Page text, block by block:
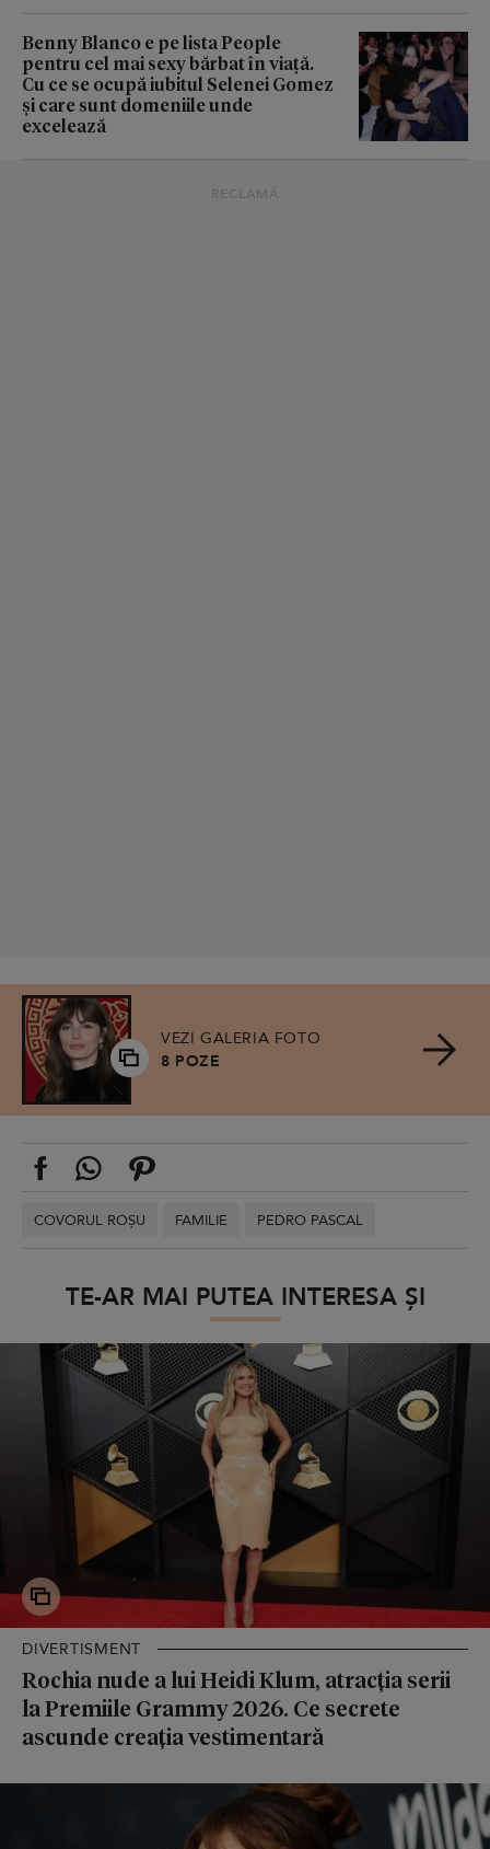
Benny Blanco e pe lista People
pentru cel mai sexy bărbat în viață.
Cu ce se ocupă iubitul Selenei Gomez
și care sunt domeniile unde
excelează
RECLAMĂ
VEZI GALERIA FOTO
8 POZE
COVORUL ROȘU FAMILIE PEDRO PASCAL
TE-AR MAI PUTEA INTERESA ȘI
DIVERTISMENT
Rochia nude a lui Heidi Klum, atracția serii
la Premiile Grammy 2026. Ce secrete
ascunde creația vestimentară